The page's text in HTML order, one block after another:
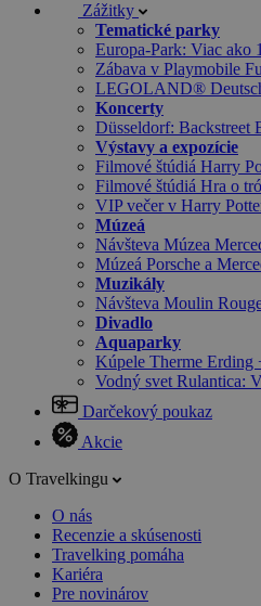
Zážitky
Tematické parky
Europa-Park: Viac ako
Zábava v Playmobile
LEGOLAND®
Koncerty
Düsseldorf: Backstreet
Výstavy a expozície
Filmové štúdiá Harry
Filmové štúdiá Hra o
VIP večer v Harry
Múzeá
Návšteva Múzea
Múzeá Porsche a
Muzikály
Návšteva Moulin
Divadlo
Aquaparky
Kúpele Therme Erding
Vodný svet Rulantica:
Darčekový poukaz
Akcie
O Travelkingu
O nás
Recenzie a skúsenosti
Travelking pomáha
Kariéra
Pre novinárov